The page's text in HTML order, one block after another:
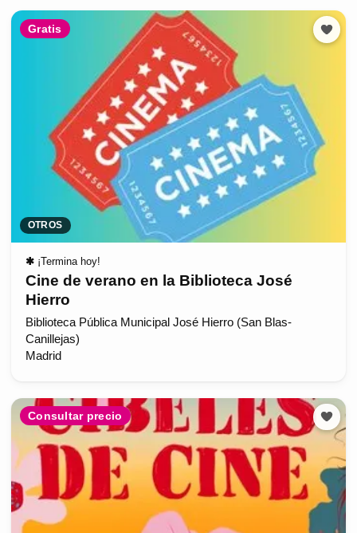
Gratis
OTROS
✱ ¡Termina hoy!
Cine de verano en la Biblioteca José
Hierro
Biblioteca Pública Municipal José Hierro (San Blas-
Canillejas)
Madrid
Consultar precio